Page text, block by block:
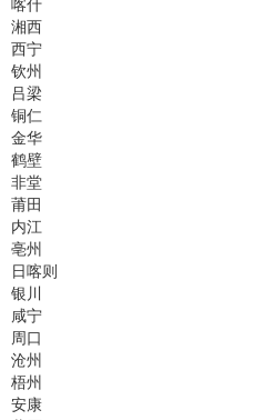
湘西
西宁
钦州
吕梁
铜仁
金华
鹤壁
非堂
莆田
内江
亳州
日喀则
银川
咸宁
周口
沧州
梧州
安康